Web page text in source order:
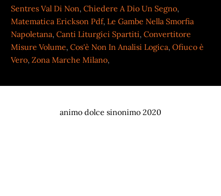
Sentres Val Di Non,Chiedere A Dio Un Segno,
Matematica Erickson Pdf, Le Gambe Nella Smorfia
Napoletana,Canti Liturgici Spartiti,Convertitore
Misure Volume,Cos'è Non In Analisi Logica,Ofiuco è
Vero,Zona Marche Milano,
animo dolce sinonimo 2020